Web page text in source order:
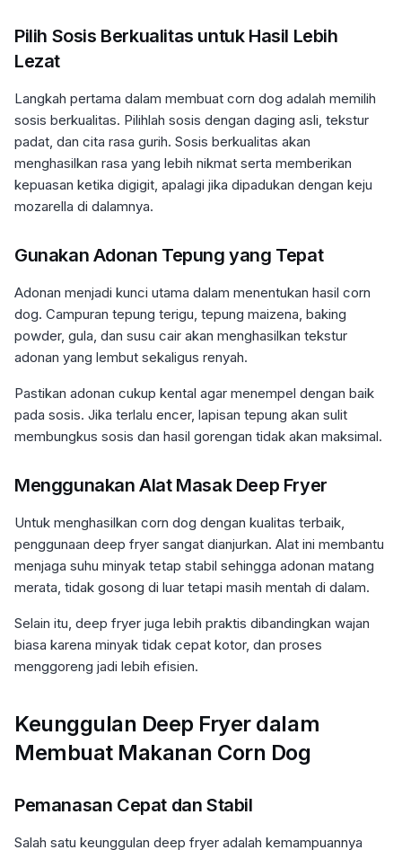
Pilih Sosis Berkualitas untuk Hasil Lebih
Lezat
Langkah pertama dalam membuat corn dog adalah memilih
sosis berkualitas. Pilihlah sosis dengan daging asli, tekstur
padat, dan cita rasa gurih. Sosis berkualitas akan
menghasilkan rasa yang lebih nikmat serta memberikan
kepuasan ketika digigit, apalagi jika dipadukan dengan keju
mozarella di dalamnya.
Gunakan Adonan Tepung yang Tepat
Adonan menjadi kunci utama dalam menentukan hasil corn
dog. Campuran tepung terigu, tepung maizena, baking
powder, gula, dan susu cair akan menghasilkan tekstur
adonan yang lembut sekaligus renyah.
Pastikan adonan cukup kental agar menempel dengan baik
pada sosis. Jika terlalu encer, lapisan tepung akan sulit
membungkus sosis dan hasil gorengan tidak akan maksimal.
Menggunakan Alat Masak Deep Fryer
Untuk menghasilkan corn dog dengan kualitas terbaik,
penggunaan deep fryer sangat dianjurkan. Alat ini membantu
menjaga suhu minyak tetap stabil sehingga adonan matang
merata, tidak gosong di luar tetapi masih mentah di dalam.
Selain itu, deep fryer juga lebih praktis dibandingkan wajan
biasa karena minyak tidak cepat kotor, dan proses
menggoreng jadi lebih efisien.
Keunggulan Deep Fryer dalam
Membuat Makanan Corn Dog
Pemanasan Cepat dan Stabil
Salah satu keunggulan deep fryer adalah kemampuannya